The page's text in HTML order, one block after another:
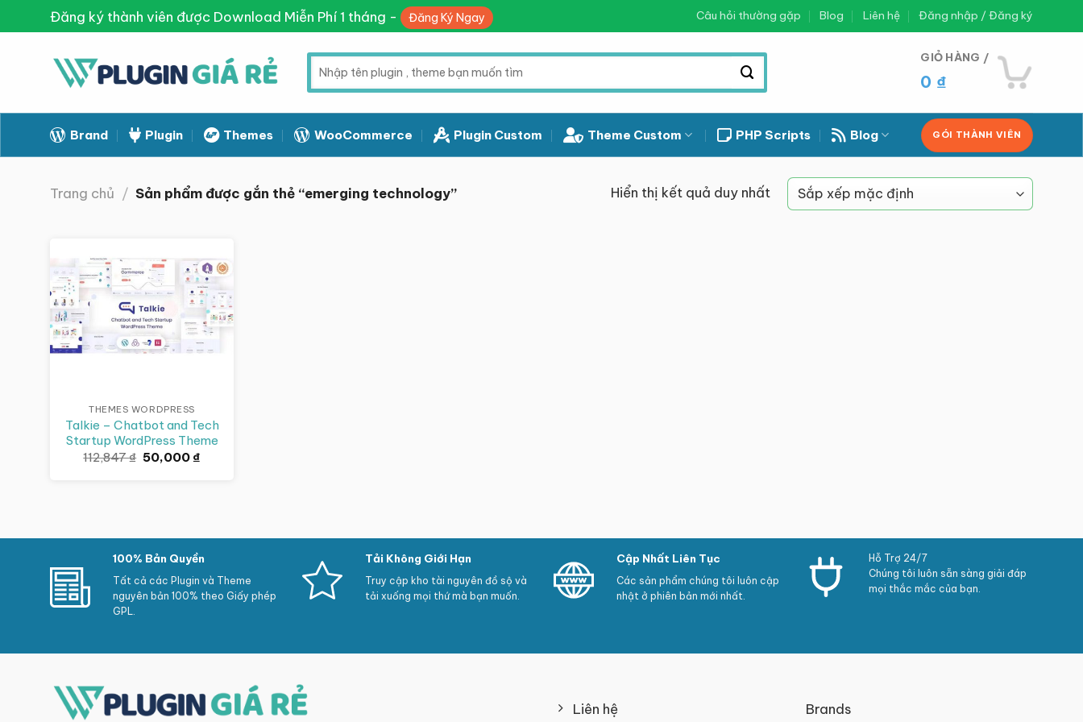
to
Đăng ký thành viên được Download Miễn Phí 1 tháng - Đăng Ký Ngay Câu hỏi thường gặp Blog Liên hệ Đăng nhập / Đăng ký
Tìm
kiếm:
GIỎ HÀNG /
0 ₫
Brand Plugin Themes WooCommerce Plugin Custom Theme Custom PHP Scripts Blog GÓI THÀNH VIÊN
Trang chủ / Sản phẩm được gắn thẻ “emerging technology” Hiển thị kết quả duy nhất
THEMES WORDPRESS
Talkie – Chatbot and Tech
Startup WordPress Theme
112,847₫ Giá
50,000 ₫Giá
100% Bản Quyền
Tất cả các Plugin và Theme
nguyên bản 100% theo Giấy phép
GPL.
Tải Không Giới Hạn
Truy cập kho tài nguyên đồ sộ và
tải xuống mọi thứ mà bạn muốn.
Cập Nhất Liên Tục
Các sản phẩm chúng tôi luôn cập
nhật ở phiên bản mới nhất.
Hỗ Trợ 24/7
Chúng tôi luôn sẵn sàng giải đáp
mọi thắc mắc của bạn.
Liên hệ Brands